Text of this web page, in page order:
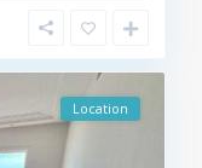
Location